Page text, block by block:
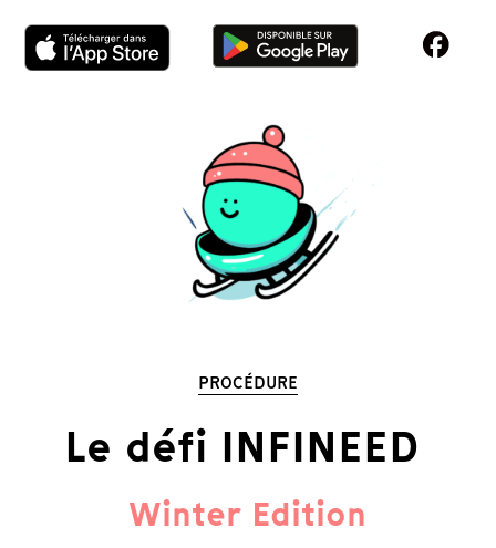
PROCÉDURE
Le défi INFINEED
Winter Edition